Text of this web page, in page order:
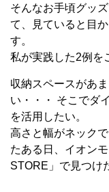
そんなお手頃グッ
て、見ていると目
す。
私が実践した2例を
収納スペースがあ
い・・・ そこでダ
を活用したい。
高さと幅がネック
たある日、イオン
STORE」で見つけ